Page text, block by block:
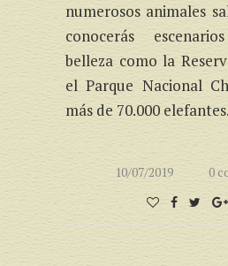
numerosos animales
conocerás
belleza como la
el Parque Nacional
más de 70.000 elefantes.
10/07/2019 0